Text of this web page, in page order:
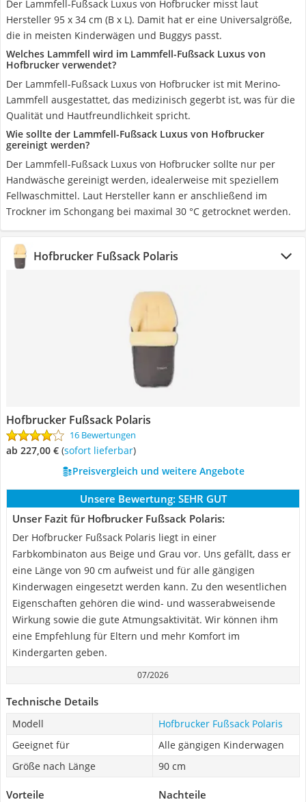
Der Lammfell-Fußsack Luxus von Hofbrucker misst laut
Hersteller 95 x 34 cm (B x L). Damit hat er eine Universalgröße,
die in meisten Kinderwägen und Buggys passt.
Welches Lammfell wird im Lammfell-Fußsack Luxus von
Hofbrucker verwendet?
Der Lammfell-Fußsack Luxus von Hofbrucker ist mit Merino-
Lammfell ausgestattet, das medizinisch gegerbt ist, was für die
Qualität und Hautfreundlichkeit spricht.
Wie sollte der Lammfell-Fußsack Luxus von Hofbrucker
gereinigt werden?
Der Lammfell-Fußsack Luxus von Hofbrucker sollte nur per
Handwäsche gereinigt werden, idealerweise mit speziellem
Fellwaschmittel. Laut Hersteller kann er anschließend im
Trockner im Schongang bei maximal 30 °C getrocknet werden.
Hofbrucker Fußsack Polaris
Hofbrucker Fußsack Polaris
16 Bewertungen
ab 227,00 € ( Sofort lieferbar)
Preisvergleich und weitere Angebote
Unsere Bewertung: SEHR GUT
Unser Fazit für Hofbrucker Fußsack Polaris:
Der Hofbrucker Fußsack Polaris liegt in einer
Farbkombinaton aus Beige und Grau vor. Uns gefällt, dass er
eine Länge von 90 cm aufweist und für alle gängigen
Kinderwagen eingesetzt werden kann. Zu den wesentlichen
Eigenschaften gehören die wind- und wasserabweisende
Wirkung sowie die gute Atmungsaktivität. Wir können ihm
eine Empfehlung für Eltern und mehr Komfort im
Kindergarten geben.
07/2026
Technische Details
Modell
Hofbrucker Fußsack Polaris
Geeignet für
Alle gängigen Kinderwagen
Größe nach Länge
90 cm
Vorteile Nachteile